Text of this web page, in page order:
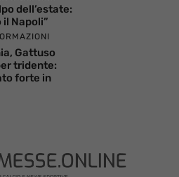
dell’estate:
il Napoli”
Gattuso
tridente:
forte in